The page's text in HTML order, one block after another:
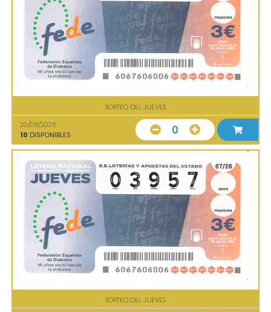
SORTEO DEL JUEVES
20/08/2026
10 DISPONIBLES 0
SORTEO DEL JUEVES